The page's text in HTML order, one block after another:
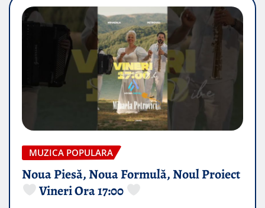
MUZICA POPULARA
Noua Piesă, Noua Formulă, Noul Proiect
Vineri Ora 17:00